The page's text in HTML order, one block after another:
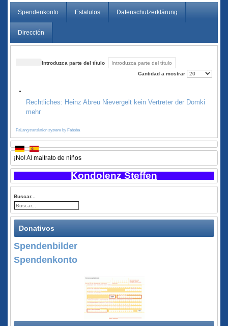
Spendenkonto Estatutos Datenschutzerklärung
Dirección
Introduzca parte del título
Cantidad a mostrar
Rechtliches: Heinz Abreu Nievergelt kein Vertreter der Domki
mehr
FaLang translation system by Faboba
¡No! Al maltrato de niños
Kondolenz Steffen
Buscar...
Donativos
Spendenbilder
Spendenkonto